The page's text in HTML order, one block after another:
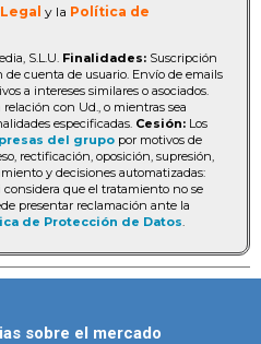
y la Política de
S.L.U. Finalidades: Suscripción
cuenta de usuario. Envío de emails
a intereses similares o asociados.
con Ud., o mientras sea
especificadas. Cesión: Los
del grupo por motivos de
rectificación, oposición, supresión,
y decisiones automatizadas:
considera que el tratamiento no se
presentar reclamación ante la
de Protección de Datos
sobre el mercado